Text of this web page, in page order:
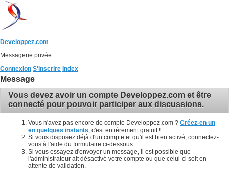
Developpez.com
Messagerie privée
Connexion S'inscrire Index
Message
Vous devez avoir un compte Developpez.com et être
connecté pour pouvoir participer aux discussions.
Vous n'avez pas encore de compte Developpez.com ? Créez-en un
en quelques instants , c'est entièrement gratuit !
Si vous disposez déjà d'un compte et qu'il est bien activé, connectez-
vous à l'aide du formulaire ci-dessous.
Si vous essayez d'envoyer un message, il est possible que
l'administrateur ait désactivé votre compte ou que celui-ci soit en
attente de validation.